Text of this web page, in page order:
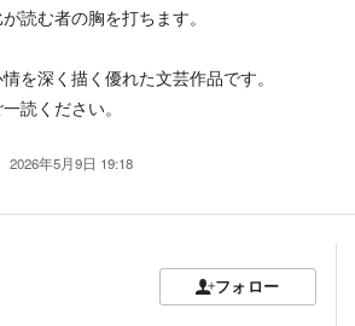
読む者の胸を打ちます。
を深く描く優れた文芸作品です。
読ください。
2026年5月9日 19:18
フォロー